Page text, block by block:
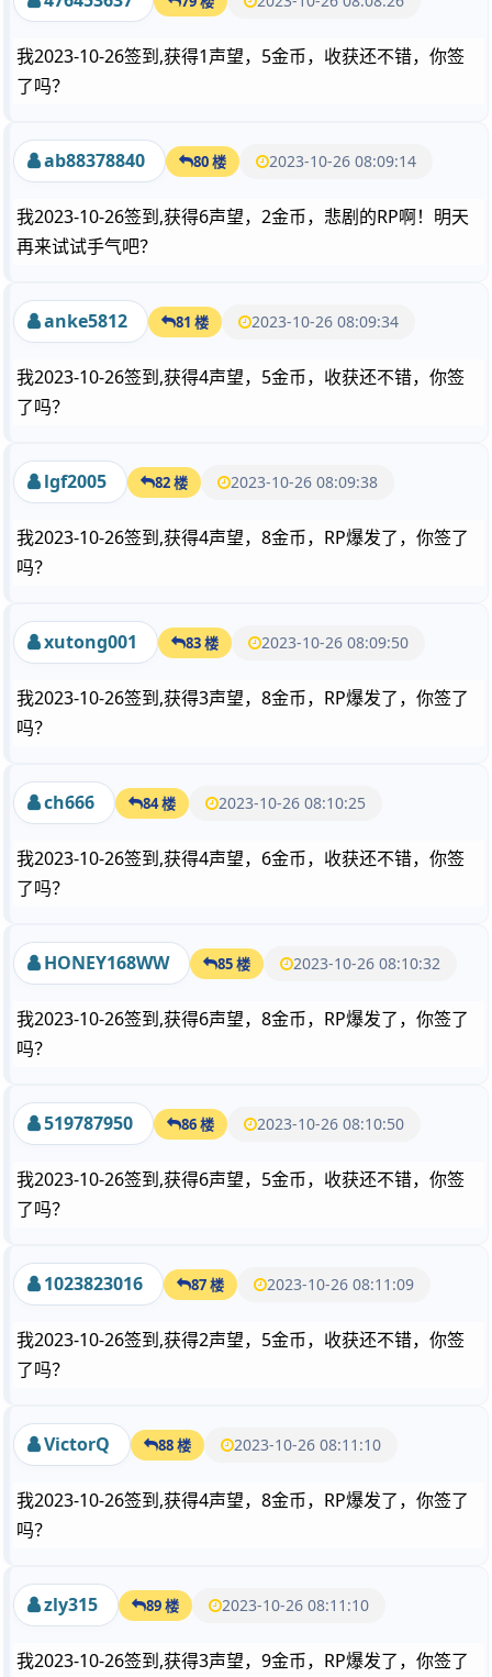
我2023-10-26签到,获得1声望，5金币，收获还不错，你签
了吗？
ab88378840 80 楼 2023-10-26 08:09:14
我2023-10-26签到,获得6声望，2金币，悲剧的RP啊！明天
再来试试手气吧？
anke5812 81 楼 2023-10-26 08:09:34
我2023-10-26签到,获得4声望，5金币，收获还不错，你签
了吗？
lgf2005 82 楼 2023-10-26 08:09:38
我2023-10-26签到,获得4声望，8金币，RP爆发了，你签了
吗？
xutong001 83 楼 2023-10-26 08:09:50
我2023-10-26签到,获得3声望，8金币，RP爆发了，你签了
吗？
ch666 84 楼 2023-10-26 08:10:25
我2023-10-26签到,获得4声望，6金币，收获还不错，你签
了吗？
HONEY168WW 85 楼 2023-10-26 08:10:32
我2023-10-26签到,获得6声望，8金币，RP爆发了，你签了
吗？
519787950 86 楼 2023-10-26 08:10:50
我2023-10-26签到,获得6声望，5金币，收获还不错，你签
了吗？
1023823016 87 楼 2023-10-26 08:11:09
我2023-10-26签到,获得2声望，5金币，收获还不错，你签
了吗？
VictorQ 88 楼 2023-10-26 08:11:10
我2023-10-26签到,获得4声望，8金币，RP爆发了，你签了
吗？
zly315 89 楼 2023-10-26 08:11:10
我2023-10-26签到,获得3声望，9金币，RP爆发了，你签了